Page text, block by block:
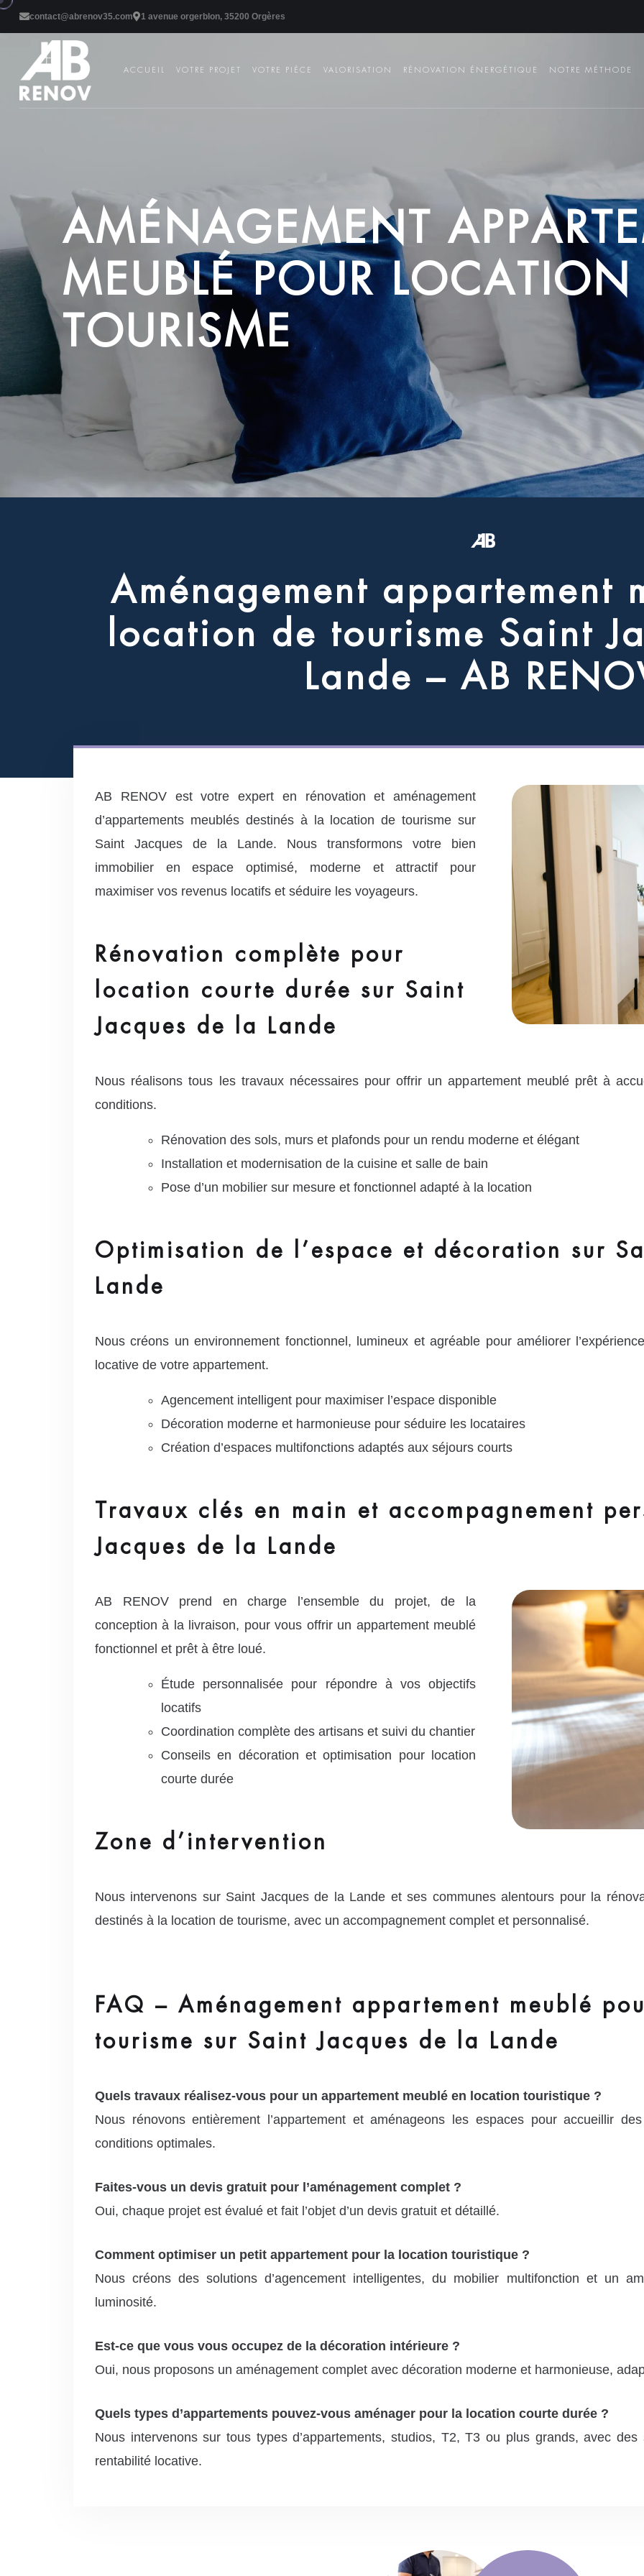
contact@abrenov35.com 1 avenue orgerblon, 35200 Orgères
ACCUEIL VOTRE PROJET VOTRE PIÈCE VALORISATION RÉNOVATION ÉNERGÉTIQUE NOTRE MÉTHODE
AMÉNAGEMENT APPARTE
MEUBLÉ POUR LOCATION
TOURISME
Aménagement appartement
location de tourisme Saint J
Lande – AB RENO
AB RENOV est votre expert en rénovation et aménagement
d’appartements meublés destinés à la location de tourisme sur
Saint Jacques de la Lande. Nous transformons votre bien
immobilier en espace optimisé, moderne et attractif pour
maximiser vos revenus locatifs et séduire les voyageurs.
Rénovation complète pour
location courte durée sur Saint
Jacques de la Lande
Nous réalisons tous les travaux nécessaires pour offrir un appartement meublé prêt à
conditions.
Rénovation des sols, murs et plafonds pour un rendu moderne et élégant
Installation et modernisation de la cuisine et salle de bain
Pose d’un mobilier sur mesure et fonctionnel adapté à la location
Optimisation de l’espace et décoration sur
Lande
Nous créons un environnement fonctionnel, lumineux et agréable pour améliorer
locative de votre appartement.
Agencement intelligent pour maximiser l’espace disponible
Décoration moderne et harmonieuse pour séduire les locataires
Création d’espaces multifonctions adaptés aux séjours courts
Travaux clés en main et accompagnement
Jacques de la Lande
AB RENOV prend en charge l’ensemble du projet, de la
conception à la livraison, pour vous offrir un appartement meublé
fonctionnel et prêt à être loué.
Étude personnalisée pour répondre à vos objectifs
locatifs
Coordination complète des artisans et suivi du chantier
Conseils en décoration et optimisation pour location
courte durée
Zone d’intervention
Nous intervenons sur Saint Jacques de la Lande et ses communes alentours pour la
destinés à la location de tourisme, avec un accompagnement complet et personnalisé.
FAQ – Aménagement appartement meublé
tourisme sur Saint Jacques de la Lande
Quels travaux réalisez-vous pour un appartement meublé en location touristique ?
Nous rénovons entièrement l’appartement et aménageons les espaces pour accueillir
conditions optimales.
Faites-vous un devis gratuit pour l’aménagement complet ?
Oui, chaque projet est évalué et fait l’objet d’un devis gratuit et détaillé.
Comment optimiser un petit appartement pour la location touristique ?
Nous créons des solutions d’agencement intelligentes, du mobilier multifonction et un
luminosité.
Est-ce que vous vous occupez de la décoration intérieure ?
Oui, nous proposons un aménagement complet avec décoration moderne et harmonieuse,
Quels types d’appartements pouvez-vous aménager pour la location courte durée ?
Nous intervenons sur tous types d’appartements, studios, T2, T3 ou plus grands, avec
rentabilité locative.